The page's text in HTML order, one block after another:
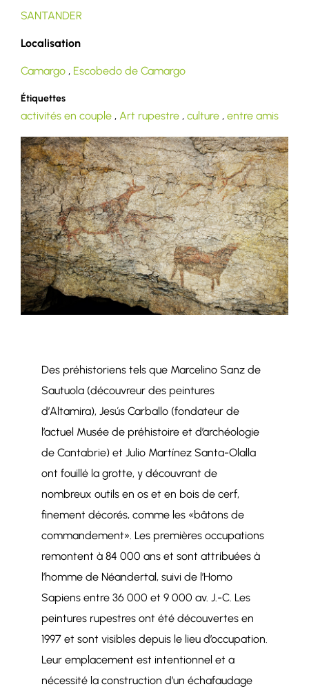
SANTANDER
Localisation
Camargo, Escobedo de Camargo
Étiquettes
activités en couple, Art rupestre, culture, entre amis
Des préhistoriens tels que Marcelino Sanz de
Sautuola (découvreur des peintures
d’Altamira), Jesús Carballo (fondateur de
l’actuel Musée de préhistoire et d’archéologie
de Cantabrie) et Julio Martínez Santa-Olalla
ont fouillé la grotte, y découvrant de
nombreux outils en os et en bois de cerf,
finement décorés, comme les «bâtons de
commandement». Les premières occupations
remontent à 84 000 ans et sont attribuées à
l’homme de Néandertal, suivi de l’Homo
Sapiens entre 36 000 et 9 000 av. J.-C. Les
peintures rupestres ont été découvertes en
1997 et sont visibles depuis le lieu d’occupation.
Leur emplacement est intentionnel et a
nécessité la construction d’un échafaudage